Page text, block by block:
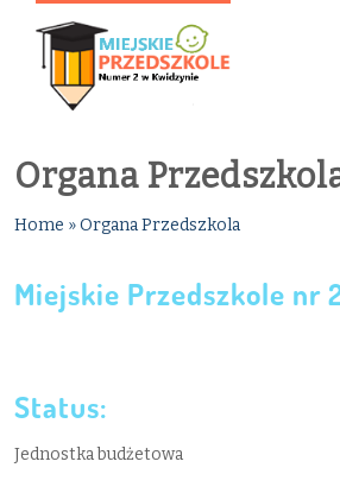
Organa
Home »Organa Przedszkola
Miejskie Przedszkole nr
Status:
Jednostka budżetowa